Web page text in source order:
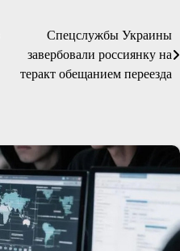
Спецслужбы Украины
завербовали россиянку на
теракт обещанием переезда